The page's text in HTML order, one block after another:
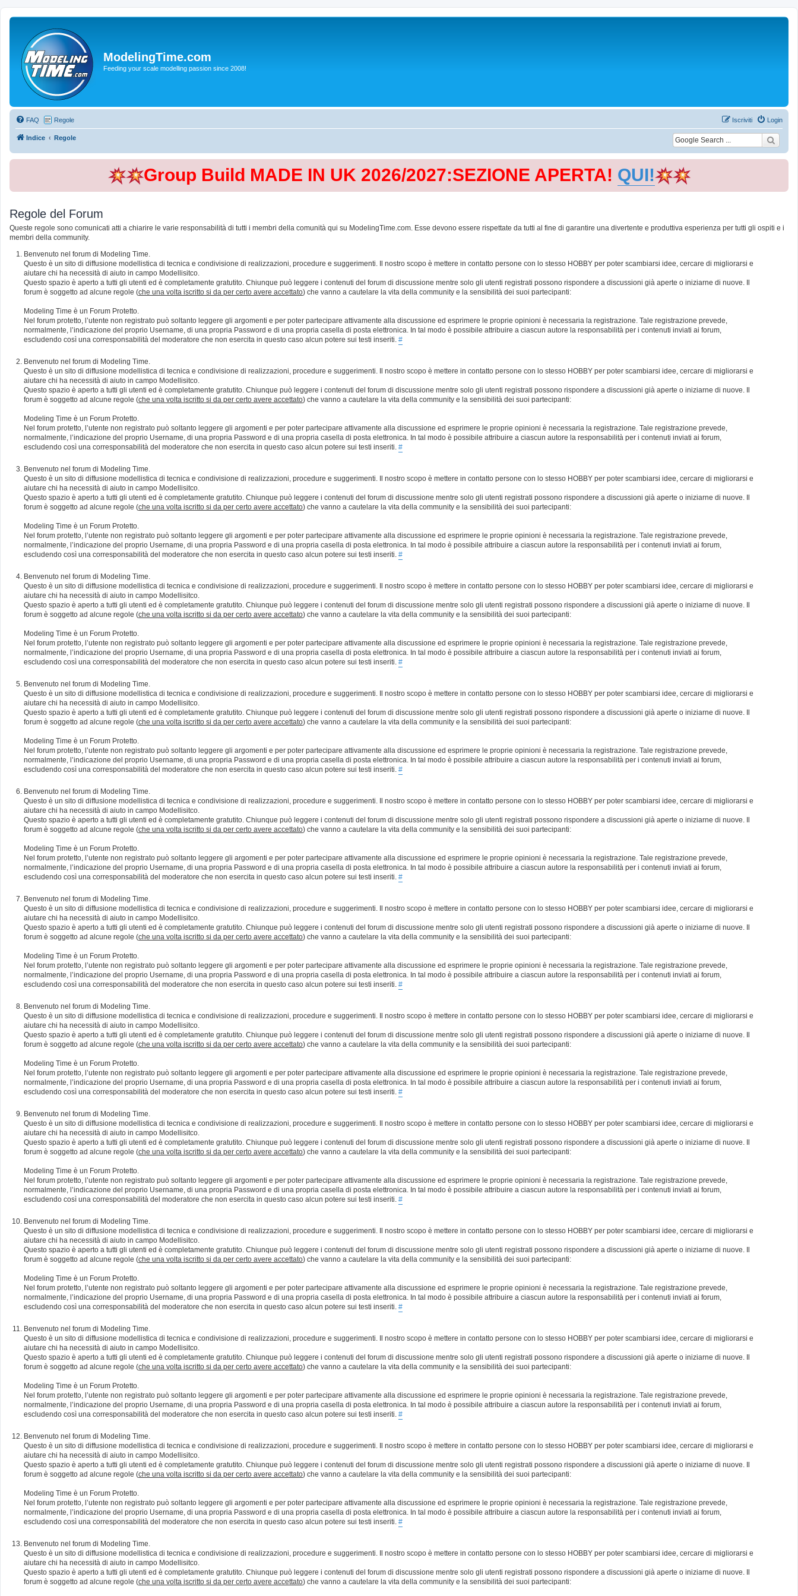
ModelingTime.com
Feeding your scale modelling passion since 2008!
FAQ Regole Login
Iscriviti
Indice Regole
Group Build MADE IN UK 2026/2027:SEZIONE APERTA! QUI!
Regole del Forum
Queste regole sono comunicati atti a chiarire le varie responsabilità di tutti i membri della comunità qui su ModelingTime.com. Esse devono essere rispettate da tutti al fine di garantire una divertente e produttiva esperienza per tutti gli ospiti e i
membri della community.
Benvenuto nel forum di Modeling Time.
Questo è un sito di diffusione modellistica di tecnica e condivisione di realizzazioni, procedure e suggerimenti. Il nostro scopo è mettere in contatto persone con lo stesso HOBBY per poter scambiarsi idee, cercare di migliorarsi e
aiutare chi ha necessità di aiuto in campo Modellisitco.
Questo spazio è aperto a tutti gli utenti ed è completamente gratutito. Chiunque può leggere i contenuti del forum di discussione mentre solo gli utenti registrati possono rispondere a discussioni già aperte o iniziarne di nuove. Il
forum è soggetto ad alcune regole (che una volta iscritto si da per certo avere accettato) che vanno a cautelare la vita della community e la sensibilità dei suoi partecipanti:
Modeling Time è un Forum Protetto.
Nel forum protetto, l’utente non registrato può soltanto leggere gli argomenti e per poter partecipare attivamente alla discussione ed esprimere le proprie opinioni è necessaria la registrazione. Tale registrazione prevede,
normalmente, l’indicazione del proprio Username, di una propria Password e di una propria casella di posta elettronica. In tal modo è possibile attribuire a ciascun autore la responsabilità per i contenuti inviati ai forum,
escludendo così una corresponsabilità del moderatore che non esercita in questo caso alcun potere sui testi inseriti. #
Benvenuto nel forum di Modeling Time.
Questo è un sito di diffusione modellistica di tecnica e condivisione di realizzazioni, procedure e suggerimenti. Il nostro scopo è mettere in contatto persone con lo stesso HOBBY per poter scambiarsi idee, cercare di migliorarsi e
aiutare chi ha necessità di aiuto in campo Modellisitco.
Questo spazio è aperto a tutti gli utenti ed è completamente gratutito. Chiunque può leggere i contenuti del forum di discussione mentre solo gli utenti registrati possono rispondere a discussioni già aperte o iniziarne di nuove. Il
forum è soggetto ad alcune regole (che una volta iscritto si da per certo avere accettato) che vanno a cautelare la vita della community e la sensibilità dei suoi partecipanti:
Modeling Time è un Forum Protetto.
Nel forum protetto, l’utente non registrato può soltanto leggere gli argomenti e per poter partecipare attivamente alla discussione ed esprimere le proprie opinioni è necessaria la registrazione. Tale registrazione prevede,
normalmente, l’indicazione del proprio Username, di una propria Password e di una propria casella di posta elettronica. In tal modo è possibile attribuire a ciascun autore la responsabilità per i contenuti inviati ai forum,
escludendo così una corresponsabilità del moderatore che non esercita in questo caso alcun potere sui testi inseriti. #
Benvenuto nel forum di Modeling Time.
Questo è un sito di diffusione modellistica di tecnica e condivisione di realizzazioni, procedure e suggerimenti. Il nostro scopo è mettere in contatto persone con lo stesso HOBBY per poter scambiarsi idee, cercare di migliorarsi e
aiutare chi ha necessità di aiuto in campo Modellisitco.
Questo spazio è aperto a tutti gli utenti ed è completamente gratutito. Chiunque può leggere i contenuti del forum di discussione mentre solo gli utenti registrati possono rispondere a discussioni già aperte o iniziarne di nuove. Il
forum è soggetto ad alcune regole (che una volta iscritto si da per certo avere accettato) che vanno a cautelare la vita della community e la sensibilità dei suoi partecipanti:
Modeling Time è un Forum Protetto.
Nel forum protetto, l’utente non registrato può soltanto leggere gli argomenti e per poter partecipare attivamente alla discussione ed esprimere le proprie opinioni è necessaria la registrazione. Tale registrazione prevede,
normalmente, l’indicazione del proprio Username, di una propria Password e di una propria casella di posta elettronica. In tal modo è possibile attribuire a ciascun autore la responsabilità per i contenuti inviati ai forum,
escludendo così una corresponsabilità del moderatore che non esercita in questo caso alcun potere sui testi inseriti. #
Benvenuto nel forum di Modeling Time.
Questo è un sito di diffusione modellistica di tecnica e condivisione di realizzazioni, procedure e suggerimenti. Il nostro scopo è mettere in contatto persone con lo stesso HOBBY per poter scambiarsi idee, cercare di migliorarsi e
aiutare chi ha necessità di aiuto in campo Modellisitco.
Questo spazio è aperto a tutti gli utenti ed è completamente gratutito. Chiunque può leggere i contenuti del forum di discussione mentre solo gli utenti registrati possono rispondere a discussioni già aperte o iniziarne di nuove. Il
forum è soggetto ad alcune regole (che una volta iscritto si da per certo avere accettato) che vanno a cautelare la vita della community e la sensibilità dei suoi partecipanti:
Modeling Time è un Forum Protetto.
Nel forum protetto, l’utente non registrato può soltanto leggere gli argomenti e per poter partecipare attivamente alla discussione ed esprimere le proprie opinioni è necessaria la registrazione. Tale registrazione prevede,
normalmente, l’indicazione del proprio Username, di una propria Password e di una propria casella di posta elettronica. In tal modo è possibile attribuire a ciascun autore la responsabilità per i contenuti inviati ai forum,
escludendo così una corresponsabilità del moderatore che non esercita in questo caso alcun potere sui testi inseriti. #
Benvenuto nel forum di Modeling Time.
Questo è un sito di diffusione modellistica di tecnica e condivisione di realizzazioni, procedure e suggerimenti. Il nostro scopo è mettere in contatto persone con lo stesso HOBBY per poter scambiarsi idee, cercare di migliorarsi e
aiutare chi ha necessità di aiuto in campo Modellisitco.
Questo spazio è aperto a tutti gli utenti ed è completamente gratutito. Chiunque può leggere i contenuti del forum di discussione mentre solo gli utenti registrati possono rispondere a discussioni già aperte o iniziarne di nuove. Il
forum è soggetto ad alcune regole (che una volta iscritto si da per certo avere accettato) che vanno a cautelare la vita della community e la sensibilità dei suoi partecipanti:
Modeling Time è un Forum Protetto.
Nel forum protetto, l’utente non registrato può soltanto leggere gli argomenti e per poter partecipare attivamente alla discussione ed esprimere le proprie opinioni è necessaria la registrazione. Tale registrazione prevede,
normalmente, l’indicazione del proprio Username, di una propria Password e di una propria casella di posta elettronica. In tal modo è possibile attribuire a ciascun autore la responsabilità per i contenuti inviati ai forum,
escludendo così una corresponsabilità del moderatore che non esercita in questo caso alcun potere sui testi inseriti. #
Benvenuto nel forum di Modeling Time.
Questo è un sito di diffusione modellistica di tecnica e condivisione di realizzazioni, procedure e suggerimenti. Il nostro scopo è mettere in contatto persone con lo stesso HOBBY per poter scambiarsi idee, cercare di migliorarsi e
aiutare chi ha necessità di aiuto in campo Modellisitco.
Questo spazio è aperto a tutti gli utenti ed è completamente gratutito. Chiunque può leggere i contenuti del forum di discussione mentre solo gli utenti registrati possono rispondere a discussioni già aperte o iniziarne di nuove. Il
forum è soggetto ad alcune regole (che una volta iscritto si da per certo avere accettato) che vanno a cautelare la vita della community e la sensibilità dei suoi partecipanti:
Modeling Time è un Forum Protetto.
Nel forum protetto, l’utente non registrato può soltanto leggere gli argomenti e per poter partecipare attivamente alla discussione ed esprimere le proprie opinioni è necessaria la registrazione. Tale registrazione prevede,
normalmente, l’indicazione del proprio Username, di una propria Password e di una propria casella di posta elettronica. In tal modo è possibile attribuire a ciascun autore la responsabilità per i contenuti inviati ai forum,
escludendo così una corresponsabilità del moderatore che non esercita in questo caso alcun potere sui testi inseriti. #
Benvenuto nel forum di Modeling Time.
Questo è un sito di diffusione modellistica di tecnica e condivisione di realizzazioni, procedure e suggerimenti. Il nostro scopo è mettere in contatto persone con lo stesso HOBBY per poter scambiarsi idee, cercare di migliorarsi e
aiutare chi ha necessità di aiuto in campo Modellisitco.
Questo spazio è aperto a tutti gli utenti ed è completamente gratutito. Chiunque può leggere i contenuti del forum di discussione mentre solo gli utenti registrati possono rispondere a discussioni già aperte o iniziarne di nuove. Il
forum è soggetto ad alcune regole (che una volta iscritto si da per certo avere accettato) che vanno a cautelare la vita della community e la sensibilità dei suoi partecipanti:
Modeling Time è un Forum Protetto.
Nel forum protetto, l’utente non registrato può soltanto leggere gli argomenti e per poter partecipare attivamente alla discussione ed esprimere le proprie opinioni è necessaria la registrazione. Tale registrazione prevede,
normalmente, l’indicazione del proprio Username, di una propria Password e di una propria casella di posta elettronica. In tal modo è possibile attribuire a ciascun autore la responsabilità per i contenuti inviati ai forum,
escludendo così una corresponsabilità del moderatore che non esercita in questo caso alcun potere sui testi inseriti. #
Benvenuto nel forum di Modeling Time.
Questo è un sito di diffusione modellistica di tecnica e condivisione di realizzazioni, procedure e suggerimenti. Il nostro scopo è mettere in contatto persone con lo stesso HOBBY per poter scambiarsi idee, cercare di migliorarsi e
aiutare chi ha necessità di aiuto in campo Modellisitco.
Questo spazio è aperto a tutti gli utenti ed è completamente gratutito. Chiunque può leggere i contenuti del forum di discussione mentre solo gli utenti registrati possono rispondere a discussioni già aperte o iniziarne di nuove. Il
forum è soggetto ad alcune regole (che una volta iscritto si da per certo avere accettato) che vanno a cautelare la vita della community e la sensibilità dei suoi partecipanti:
Modeling Time è un Forum Protetto.
Nel forum protetto, l’utente non registrato può soltanto leggere gli argomenti e per poter partecipare attivamente alla discussione ed esprimere le proprie opinioni è necessaria la registrazione. Tale registrazione prevede,
normalmente, l’indicazione del proprio Username, di una propria Password e di una propria casella di posta elettronica. In tal modo è possibile attribuire a ciascun autore la responsabilità per i contenuti inviati ai forum,
escludendo così una corresponsabilità del moderatore che non esercita in questo caso alcun potere sui testi inseriti. #
Benvenuto nel forum di Modeling Time.
Questo è un sito di diffusione modellistica di tecnica e condivisione di realizzazioni, procedure e suggerimenti. Il nostro scopo è mettere in contatto persone con lo stesso HOBBY per poter scambiarsi idee, cercare di migliorarsi e
aiutare chi ha necessità di aiuto in campo Modellisitco.
Questo spazio è aperto a tutti gli utenti ed è completamente gratutito. Chiunque può leggere i contenuti del forum di discussione mentre solo gli utenti registrati possono rispondere a discussioni già aperte o iniziarne di nuove. Il
forum è soggetto ad alcune regole (che una volta iscritto si da per certo avere accettato) che vanno a cautelare la vita della community e la sensibilità dei suoi partecipanti:
Modeling Time è un Forum Protetto.
Nel forum protetto, l’utente non registrato può soltanto leggere gli argomenti e per poter partecipare attivamente alla discussione ed esprimere le proprie opinioni è necessaria la registrazione. Tale registrazione prevede,
normalmente, l’indicazione del proprio Username, di una propria Password e di una propria casella di posta elettronica. In tal modo è possibile attribuire a ciascun autore la responsabilità per i contenuti inviati ai forum,
escludendo così una corresponsabilità del moderatore che non esercita in questo caso alcun potere sui testi inseriti. #
Benvenuto nel forum di Modeling Time.
Questo è un sito di diffusione modellistica di tecnica e condivisione di realizzazioni, procedure e suggerimenti. Il nostro scopo è mettere in contatto persone con lo stesso HOBBY per poter scambiarsi idee, cercare di migliorarsi e
aiutare chi ha necessità di aiuto in campo Modellisitco.
Questo spazio è aperto a tutti gli utenti ed è completamente gratutito. Chiunque può leggere i contenuti del forum di discussione mentre solo gli utenti registrati possono rispondere a discussioni già aperte o iniziarne di nuove. Il
forum è soggetto ad alcune regole (che una volta iscritto si da per certo avere accettato) che vanno a cautelare la vita della community e la sensibilità dei suoi partecipanti:
Modeling Time è un Forum Protetto.
Nel forum protetto, l’utente non registrato può soltanto leggere gli argomenti e per poter partecipare attivamente alla discussione ed esprimere le proprie opinioni è necessaria la registrazione. Tale registrazione prevede,
normalmente, l’indicazione del proprio Username, di una propria Password e di una propria casella di posta elettronica. In tal modo è possibile attribuire a ciascun autore la responsabilità per i contenuti inviati ai forum,
escludendo così una corresponsabilità del moderatore che non esercita in questo caso alcun potere sui testi inseriti. #
Benvenuto nel forum di Modeling Time.
Questo è un sito di diffusione modellistica di tecnica e condivisione di realizzazioni, procedure e suggerimenti. Il nostro scopo è mettere in contatto persone con lo stesso HOBBY per poter scambiarsi idee, cercare di migliorarsi e
aiutare chi ha necessità di aiuto in campo Modellisitco.
Questo spazio è aperto a tutti gli utenti ed è completamente gratutito. Chiunque può leggere i contenuti del forum di discussione mentre solo gli utenti registrati possono rispondere a discussioni già aperte o iniziarne di nuove. Il
forum è soggetto ad alcune regole (che una volta iscritto si da per certo avere accettato) che vanno a cautelare la vita della community e la sensibilità dei suoi partecipanti:
Modeling Time è un Forum Protetto.
Nel forum protetto, l’utente non registrato può soltanto leggere gli argomenti e per poter partecipare attivamente alla discussione ed esprimere le proprie opinioni è necessaria la registrazione. Tale registrazione prevede,
normalmente, l’indicazione del proprio Username, di una propria Password e di una propria casella di posta elettronica. In tal modo è possibile attribuire a ciascun autore la responsabilità per i contenuti inviati ai forum,
escludendo così una corresponsabilità del moderatore che non esercita in questo caso alcun potere sui testi inseriti. #
Benvenuto nel forum di Modeling Time.
Questo è un sito di diffusione modellistica di tecnica e condivisione di realizzazioni, procedure e suggerimenti. Il nostro scopo è mettere in contatto persone con lo stesso HOBBY per poter scambiarsi idee, cercare di migliorarsi e
aiutare chi ha necessità di aiuto in campo Modellisitco.
Questo spazio è aperto a tutti gli utenti ed è completamente gratutito. Chiunque può leggere i contenuti del forum di discussione mentre solo gli utenti registrati possono rispondere a discussioni già aperte o iniziarne di nuove. Il
forum è soggetto ad alcune regole (che una volta iscritto si da per certo avere accettato) che vanno a cautelare la vita della community e la sensibilità dei suoi partecipanti:
Modeling Time è un Forum Protetto.
Nel forum protetto, l’utente non registrato può soltanto leggere gli argomenti e per poter partecipare attivamente alla discussione ed esprimere le proprie opinioni è necessaria la registrazione. Tale registrazione prevede,
normalmente, l’indicazione del proprio Username, di una propria Password e di una propria casella di posta elettronica. In tal modo è possibile attribuire a ciascun autore la responsabilità per i contenuti inviati ai forum,
escludendo così una corresponsabilità del moderatore che non esercita in questo caso alcun potere sui testi inseriti. #
Benvenuto nel forum di Modeling Time.
Questo è un sito di diffusione modellistica di tecnica e condivisione di realizzazioni, procedure e suggerimenti. Il nostro scopo è mettere in contatto persone con lo stesso HOBBY per poter scambiarsi idee, cercare di migliorarsi e
aiutare chi ha necessità di aiuto in campo Modellisitco.
Questo spazio è aperto a tutti gli utenti ed è completamente gratutito. Chiunque può leggere i contenuti del forum di discussione mentre solo gli utenti registrati possono rispondere a discussioni già aperte o iniziarne di nuove. Il
forum è soggetto ad alcune regole (che una volta iscritto si da per certo avere accettato) che vanno a cautelare la vita della community e la sensibilità dei suoi partecipanti: